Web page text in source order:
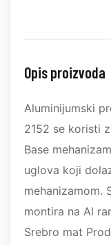
Opis proizvoda
Aluminijumski
2152 se koristi
Base
uglova koji
mehanizamom.
montira na Al
Srebro mat